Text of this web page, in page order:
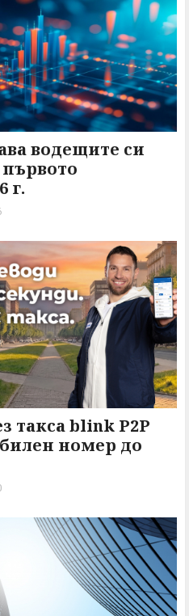
водещите си
г.
такса blink P2P
номер до